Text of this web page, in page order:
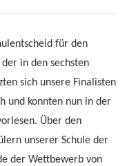
für den
in den sechsten
sich unsere Finalisten
und konnten nun in der
Über den
unserer Schule der
der Wettbewerb von